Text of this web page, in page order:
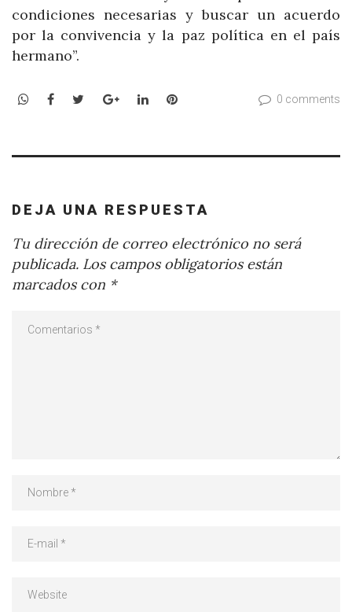
condiciones necesarias y buscar un acuerdo
por la convivencia y la paz política en el país
hermano”.
WhatsApp
Facebook
TwitterGoogle+LinkedInPinterest 0 comments
DEJA UNA RESPUESTA
Tu dirección de correo electrónico no será
publicada. Los campos obligatorios están
marcados con *